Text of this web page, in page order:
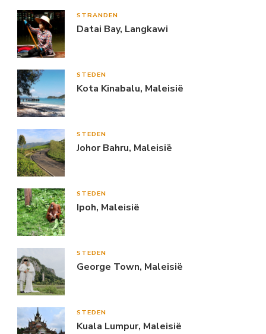
STRANDEN
Datai Bay, Langkawi
STEDEN
Kota Kinabalu, Maleisië
STEDEN
Johor Bahru, Maleisië
STEDEN
Ipoh, Maleisië
STEDEN
George Town, Maleisië
STEDEN
Kuala Lumpur, Maleisië